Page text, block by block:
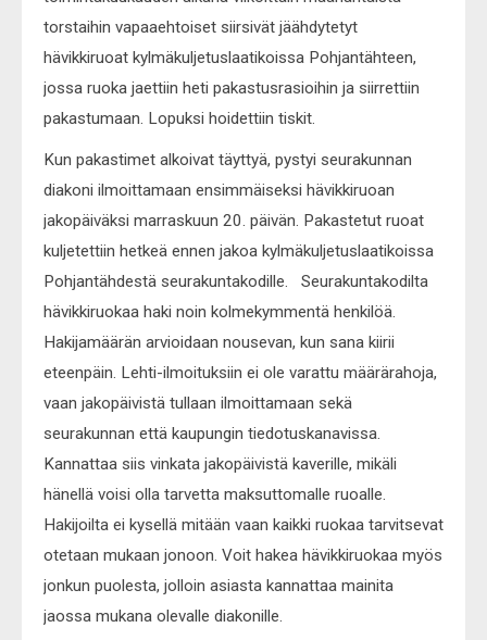
torstaihin vapaaehtoiset siirsivät jäähdytetyt
hävikkiruoat kylmäkuljetuslaatikoissa Pohjantähteen,
jossa ruoka jaettiin heti pakastusrasioihin ja siirrettiin
pakastumaan. Lopuksi hoidettiin tiskit.
Kun pakastimet alkoivat täyttyä, pystyi seurakunnan
diakoni ilmoittamaan ensimmäiseksi hävikkiruoan
jakopäiväksi marraskuun 20. päivän. Pakastetut ruoat
kuljetettiin hetkeä ennen jakoa kylmäkuljetuslaatikoissa
Pohjantähdestä seurakuntakodille. Seurakuntakodilta
hävikkiruokaa haki noin kolmekymmentä henkilöä.
Hakijamäärän arvioidaan nousevan, kun sana kiirii
eteenpäin. Lehti-ilmoituksiin ei ole varattu määrärahoja,
vaan jakopäivistä tullaan ilmoittamaan sekä
seurakunnan että kaupungin tiedotuskanavissa.
Kannattaa siis vinkata jakopäivistä kaverille, mikäli
hänellä voisi olla tarvetta maksuttomalle ruoalle.
Hakijoilta ei kysellä mitään vaan kaikki ruokaa tarvitsevat
otetaan mukaan jonoon. Voit hakea hävikkiruokaa myös
jonkun puolesta, jolloin asiasta kannattaa mainita
jaossa mukana olevalle diakonille.